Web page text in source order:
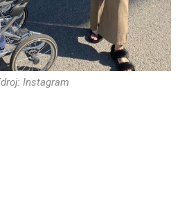
Instagram